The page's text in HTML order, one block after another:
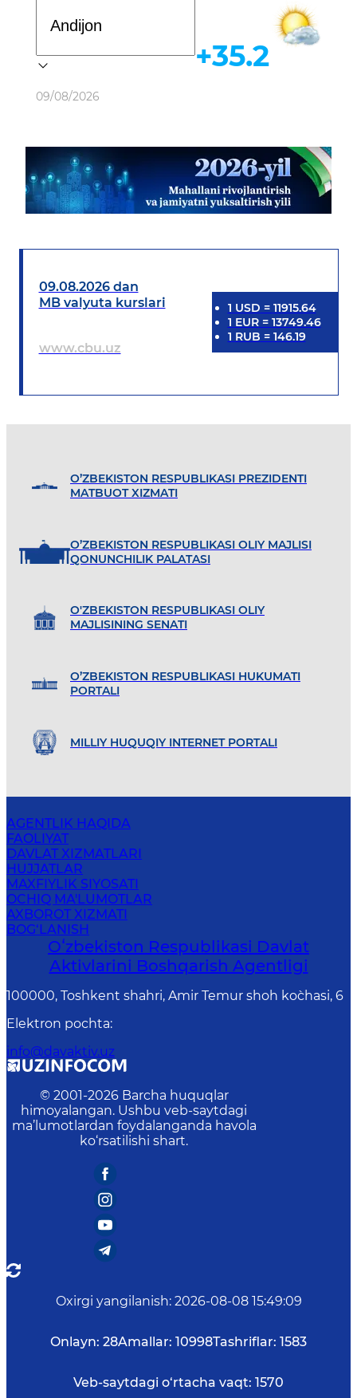
Ob-havo
09/08/2026
+35.2
09.08.2026 dan
MB valyuta kurslari
www.cbu.uz
1 USD = 11915.64
1 EUR= 13749.46
1 RUB = 146.19
O’ZBEKISTON RESPUBLIKASI PREZIDENTI
MATBUOT XIZMATI
O’ZBEKISTON RESPUBLIKASI OLIY MAJLISI
QONUNCHILIK PALATASI
O'ZBEKISTON RESPUBLIKASI OLIY
MAJLISINING SENATI
O’ZBEKISTON RESPUBLIKASI HUKUMATI
PORTALI
MILLIY HUQUQIY INTERNET PORTALI
AGENTLIK HAQIDA
FAOLIYAT
DAVLAT XIZMATLARI
HUJJATLAR
MAXFIYLIK SIYOSATI
OCHIQ MA'LUMOTLAR
AXBOROT XIZMATI
BOG‘LANISH
Oʻzbekiston Respublikasi Davlat
Aktivlarini Boshqarish Agentligi
100000, Toshkent shahri, Amir Temur shoh ko`chasi, 6
Elektron pochta:
info@davaktiv.uz
© 2001-2026 Barcha huquqlar
himoyalangan. Ushbu veb-saytdagi
ma’lumotlardan foydalanganda havola
ko‘rsatilishi shart.
Oxirgi yangilanish: 2026-08-08 15:49:09
Onlayn: 28Amallar: 10998Tashriflar: 1583
Veb-saytdagi o‘rtacha vaqt: 1570